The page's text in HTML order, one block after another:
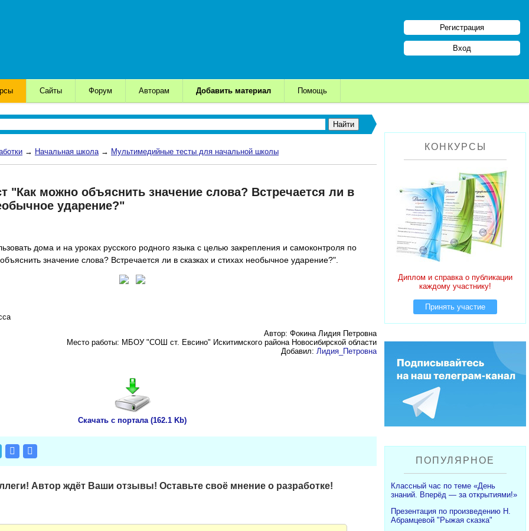
Регистрация
Вход
Сайты Форум Авторам Добавить материал Помощь
→ Начальная школа→ Мультимедийные тесты для начальной школы
"Как можно объяснить значение слова? Встречается ли в
ударение?"
дома и на уроках русского родного языка с целью закрепления и самоконтроля по
значение слова? Встречается ли в сказках и стихах необычное ударение?".
Автор: Фокина Лидия Петровна
Место работы: МБОУ "СОШ ст. Евсино" Искитимского района Новосибирской области
Добавил: Лидия_Петровна
Скачать с портала (162.1 Kb)
Автор ждёт Ваши отзывы! Оставьте своё мнение о разработке!
КОНКУРСЫ
Диплом и справка о публикации
каждому участнику!
Принять участие
ПОПУЛЯРНОЕ
Классный час по теме «День
знаний. Вперёд — за открытиями!»
Презентация по произведению Н.
Абрамцевой "Рыжая сказка"